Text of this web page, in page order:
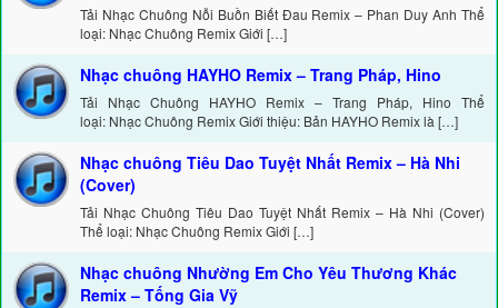
Tải Nhạc Chuông Nỗi Buồn Biết Đau Remix – Phan Duy Anh Thể
loại: Nhạc Chuông Remix Giới […]
Nhạc chuông HAYHO Remix – Trang Pháp, Hino
Tải Nhạc Chuông HAYHO Remix – Trang Pháp, Hino Thể
loại: Nhạc Chuông Remix Giới thiệu: Bản HAYHO Remix là […]
Nhạc chuông Tiêu Dao Tuyệt Nhất Remix – Hà Nhi
(Cover)
Tải Nhạc Chuông Tiêu Dao Tuyệt Nhất Remix – Hà Nhi (Cover)
Thể loại: Nhạc Chuông Remix Giới […]
Nhạc chuông Nhường Em Cho Yêu Thương Khác
Remix – Tống Gia Vỹ